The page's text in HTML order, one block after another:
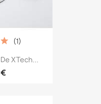
XTech...
(1)